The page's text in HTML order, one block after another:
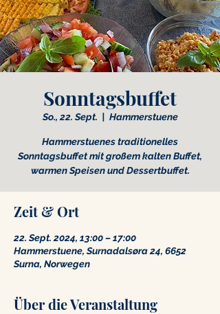
Sonntagsbuffet
So., 22. Sept.
  |
Hammerstuene
Hammerstuenes traditionelles
Sonntagsbuffet mit großem kalten Buffet,
warmen Speisen und Dessertbuffet.
Zeit & Ort
22. Sept. 2024, 13:00 – 17:00
Hammerstuene, Surnadalsøra 24, 6652
Surna, Norwegen
Über die Veranstaltung